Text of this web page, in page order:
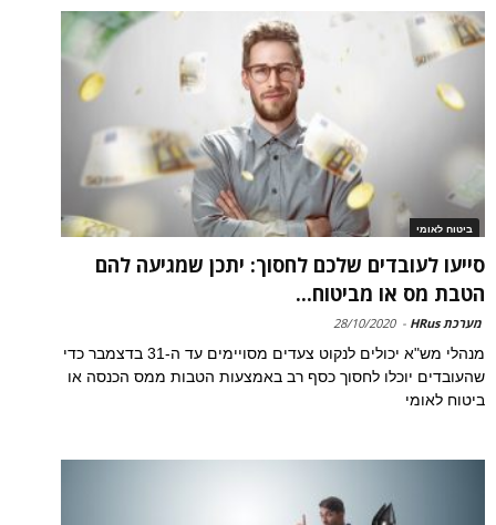
ביטוח לאומי
סייעו לעובדים שלכם לחסוך: יתכן שמגיעה להם
הטבת מס או מביטוח...
מערכת HRus -
28/10/2020
מנהלי מש"א יכולים לנקוט צעדים מסויימים עד ה-31 בדצמבר כדי
שהעובדים יוכלו לחסוך כסף רב באמצעות הטבות ממס הכנסה או
ביטוח לאומי